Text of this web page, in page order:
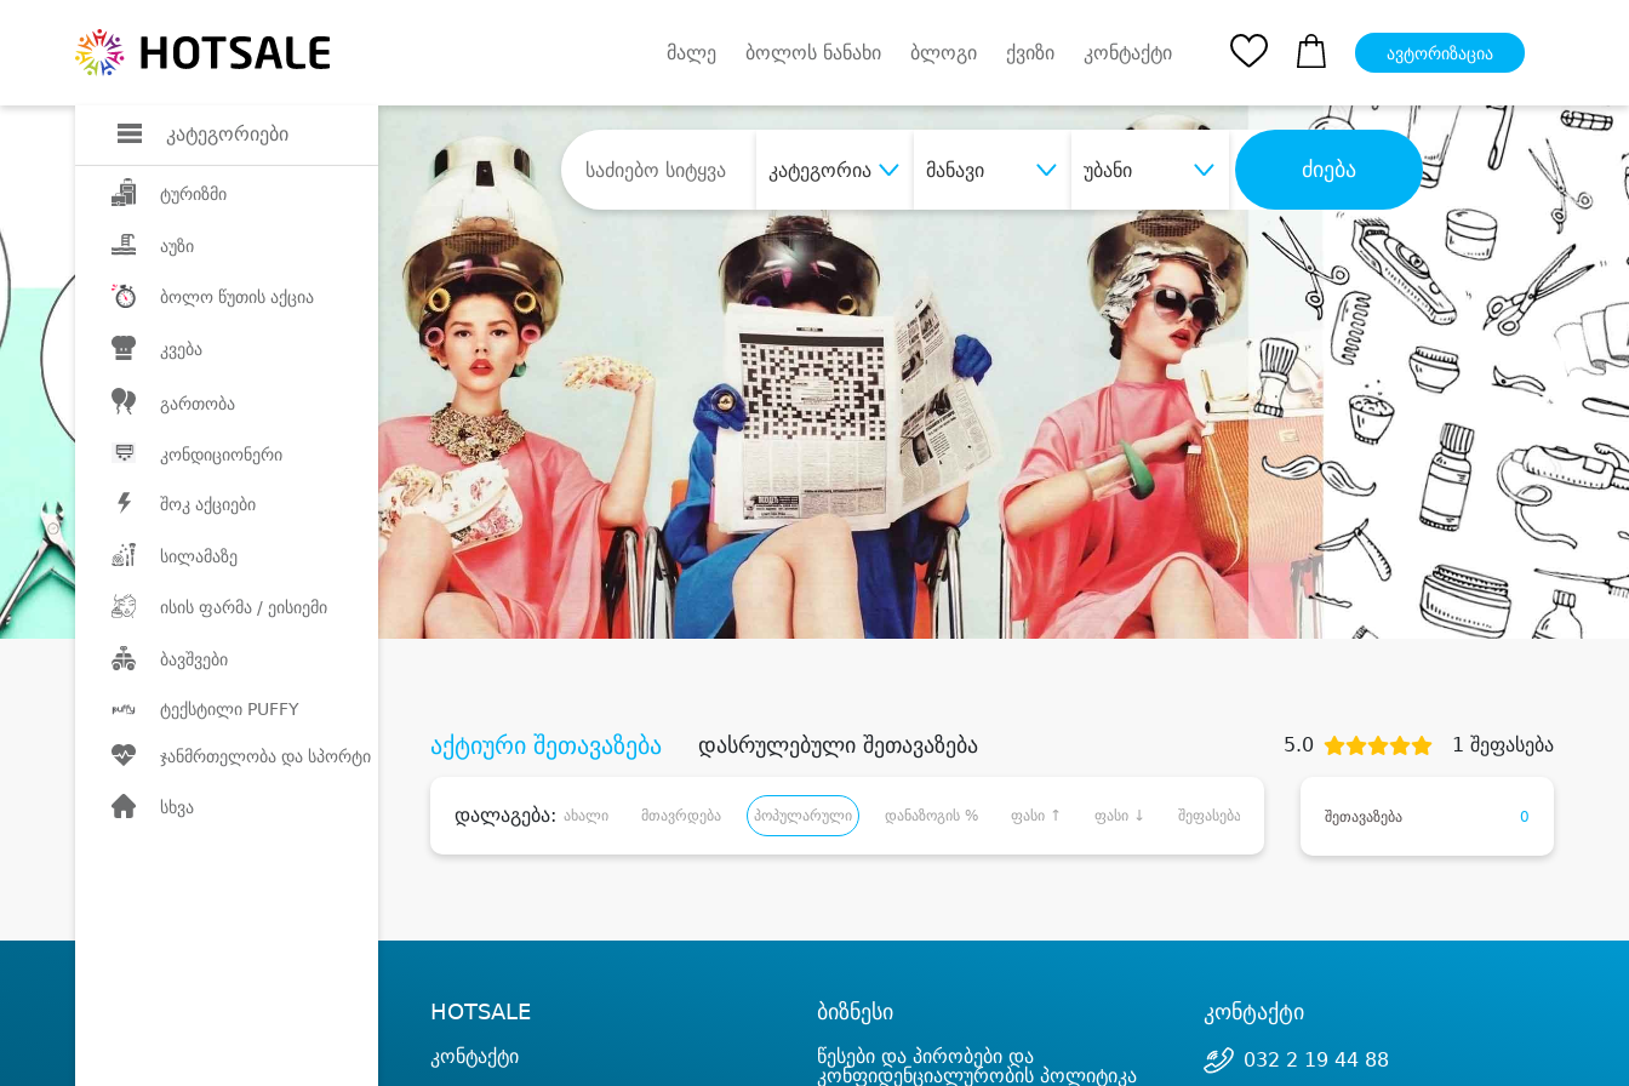
კატეგორიები
ტურიზმი
აუზი
ბოლო წუთის აქცია
კვება
გართობა
კონდიციონერი
შოკ აქციები
სილამაზე
ისის ფარმა / ეისიემი
ბავშვები
ტექსტილი PUFFY
ჯანმრთელობა და სპორტი
სხვა
მალე ბოლოს ნანახი ბლოგი ქვიზი კონტაქტი ავტორიზაცია
კატეგორია მანავი უბანი ძიება
შეიძინე სასურველი მომსახურებადიდი დანაზოგით
აქტიური შეთავაზება დასრულებული შეთავაზება 5.0 1 შეფასება
დალაგება: ახალი მთავრდება პოპულარული დანაზოგის % ფასი ↑ ფასი ↓ შეფასება შეთავაზება 0
HOTSALE
კონტაქტი
ბიზნესი
წესები და პირობები და
კონფიდენციალურობის პოლიტიკა
კონტაქტი
032 2 19 44 88